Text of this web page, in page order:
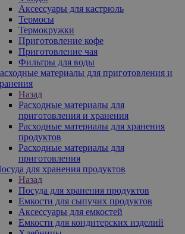
Аксессуары для кастрюль
Термосы
Термокружки
Приготовление кофе
Приготовление чая
Фильтры для воды
материалы для приготовления и
Назад
Расходные материалы для
приготовления и хранения
Расходные материалы для хранения
продуктов
Расходные материалы для
приготовления
для хранения продуктов
Назад
Посуда для хранения продуктов
Емкости для сыпучих продуктов
Аксессуары для емкостей
Емкости для кондитерских изделий